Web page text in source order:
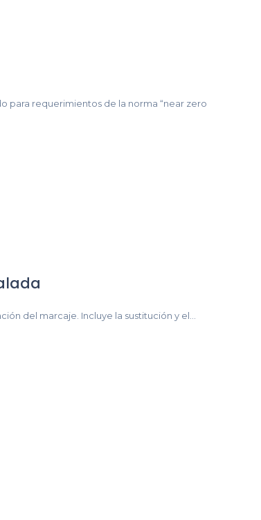
requerimientos de la norma “near zero
del marcaje. Incluye la sustitución y el...